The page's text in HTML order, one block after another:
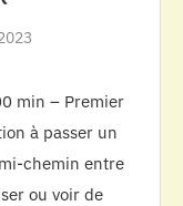
min – Premier
à passer un
chemin entre
ou voir de